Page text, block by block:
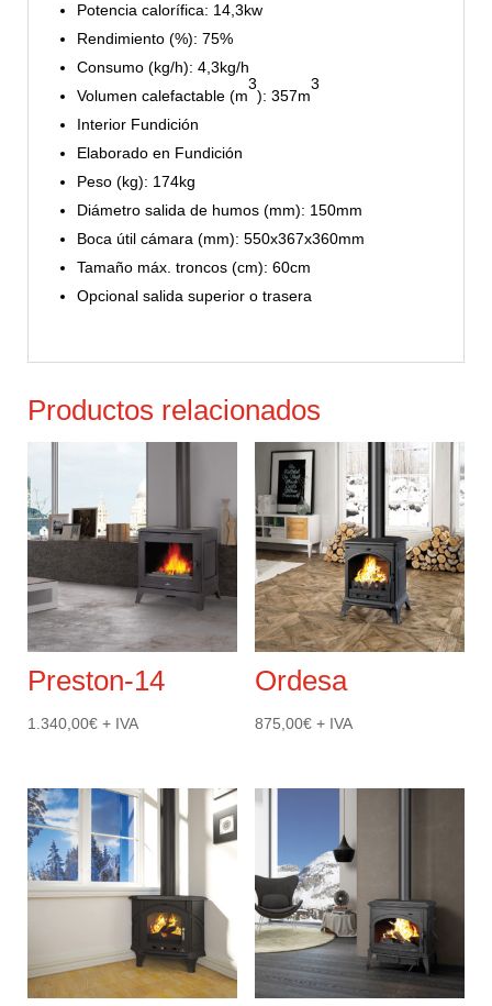
Potencia calorífica: 14,3kw
Rendimiento (%): 75%
Consumo (kg/h): 4,3kg/h
Volumen calefactable (m
3
): 357m
3
Interior Fundición
Elaborado en Fundición
Peso (kg): 174kg
Diámetro salida de humos (mm): 150mm
Boca útil cámara (mm): 550x367x360mm
Tamaño máx. troncos (cm): 60cm
Opcional salida superior o trasera
Productos relacionados
Preston-14
1.340,00€ + IVA
Ordesa
875,00€ + IVA